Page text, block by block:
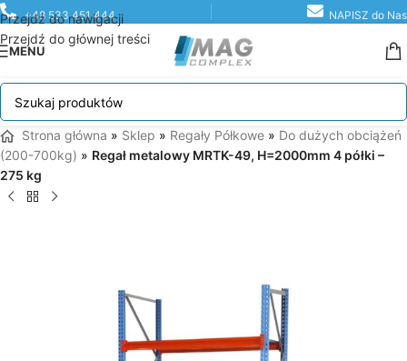
Przejdź do nawigacji
Przejdź do głównej treści
+48 533 451 444 NAPISZ do Nas
MENU
Strona główna » Sklep » Regały Półkowe » Do dużych obciążeń
(200-700kg) » Regał metalowy MRTK-49, H=2000mm 4 półki –
275 kg